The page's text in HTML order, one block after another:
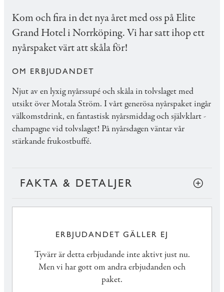
Kom och fira in det nya året med oss på Elite
Grand Hotel i Norrköping. Vi har satt ihop ett
nyårspaket värt att skåla för!
OM ERBJUDANDET
Njut av en lyxig nyårssupé och skåla in tolvslaget med
utsikt över Motala Ström. I vårt generösa nyårspaket ingår
välkomstdrink, en fantastisk nyårsmiddag och självklart -
champagne vid tolvslaget! På nyårsdagen väntar vår
stärkande frukostbuffé.
FAKTA & DETALJER
ERBJUDANDET GÄLLER EJ
Tyvärr är detta erbjudande inte aktivt just nu.
Men vi har gott om andra erbjudanden och
paket.